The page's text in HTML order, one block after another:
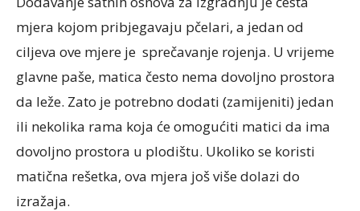
mjera kojom pribjegavaju pčelari, a jedan od
ciljeva ove mjere je sprečavanje rojenja. U vrijeme
glavne paše, matica često nema dovoljno prostora
da leže. Zato je potrebno dodati (zamijeniti) jedan
ili nekolika rama koja će omogućiti matici da ima
dovoljno prostora u plodištu. Ukoliko se koristi
matična rešetka, ova mjera još više dolazi do
izražaja.